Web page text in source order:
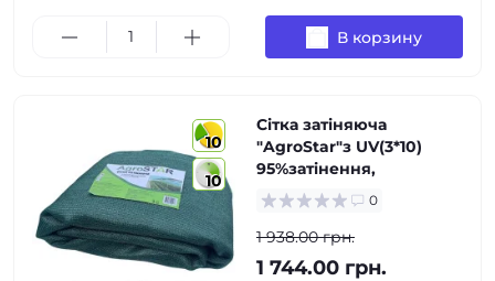
В корзину
10
10
Сітка затіняюча
"AgroStar"з UV(3*10)
95%затінення,
0
1 938.00 грн.
1 744.00 грн.